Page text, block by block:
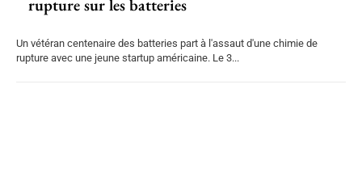
rupture sur les batteries
Un vétéran centenaire des batteries part à l'assaut d'une chimie de
rupture avec une jeune startup américaine. Le 3...